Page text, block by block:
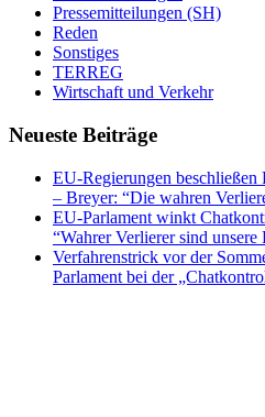
Pressemitteilungen (SH)
Reden
Sonstiges
TERREG
Wirtschaft und Verkehr
Neueste Beiträge
EU-Regierungen
– Breyer: “Die wahren
EU-Parlament winkt
“Wahrer Verlierer sind unsere
Verfahrenstrick vor der
Parlament bei der